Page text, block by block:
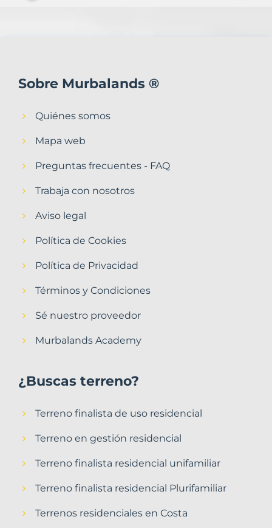
Sobre Murbalands ®
Quiénes somos
Mapa web
Preguntas frecuentes - FAQ
Trabaja con nosotros
Aviso legal
Política de Cookies
Política de Privacidad
Términos y Condiciones
Sé nuestro proveedor
Murbalands Academy
¿Buscas terreno?
Terreno finalista de uso residencial
Terreno en gestión residencial
Terreno finalista residencial unifamiliar
Terreno finalista residencial Plurifamiliar
Terrenos residenciales en Costa